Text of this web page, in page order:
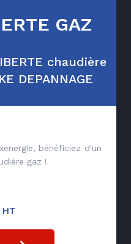
GAZ
chaudière
DEPANNAGE
bénéficiez d'un
gaz !
HT